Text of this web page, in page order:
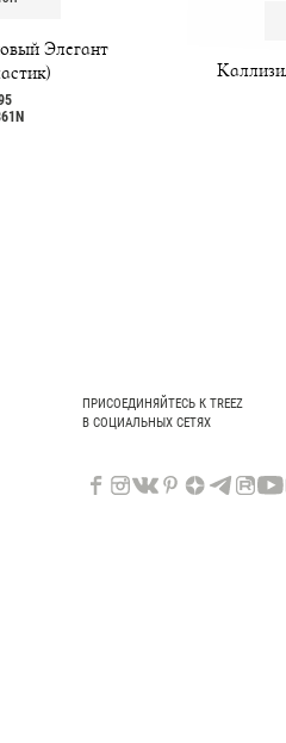
Элегант
ПРИСОЕДИНЯЙТЕСЬ К TREEZ
В СОЦИАЛЬНЫХ СЕТЯХ